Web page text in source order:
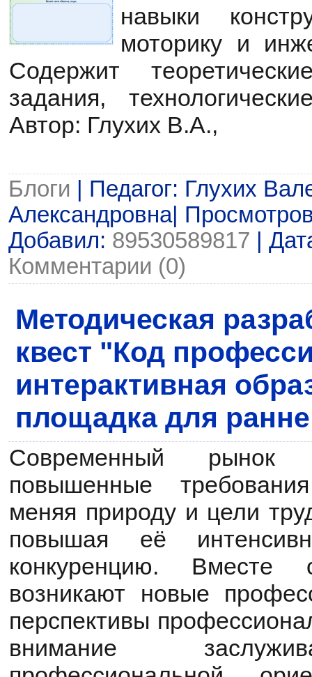
навыки
моторику и
Содержит
задания,
Автор: Глухих В.А.,
Блоги | Педагог: Глухих
Александровна|
Добавил: 89530589817 |
Комментарии (0)
Методическая
квест "Код
интерактивная
площадка для ранне
Современный рынок
повышенные
меняя природу и цели
повышая её
конкуренцию.
возникают новые
перспективы
внимание